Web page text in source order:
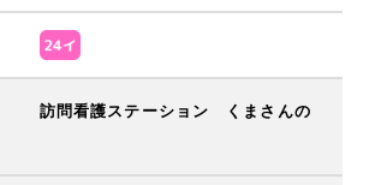
訪問看護ステーション くまさんの